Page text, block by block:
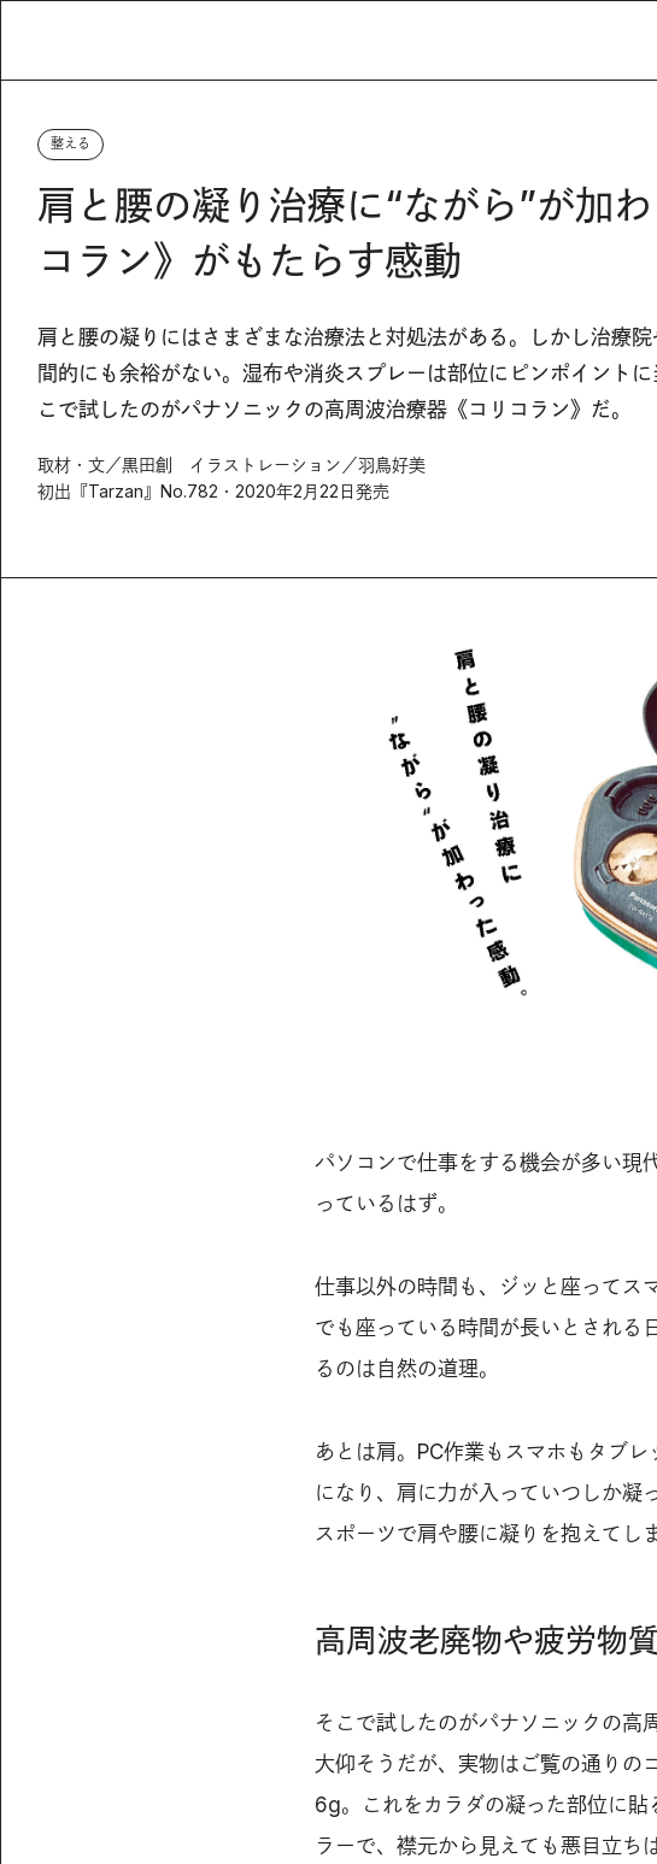
整える
肩と腰の凝り治療に“ながら”が加
コラン》がもたらす感動
肩と腰の凝りにはさまざまな治療法と対処法がある。しかし治療
間的にも余裕がない。湿布や消炎スプレーは部位にピンポイント
こで試したのがパナソニックの高周波治療器《コリコラン》だ。
取材・文／黒田創 イラストレーション／羽鳥好美
初出『Tarzan』No.782・2020年2月22日発売
パソコンで仕事をする機会が多い現
っているはず。
仕事以外の時間も、ジッと座ってス
でも座っている時間が長いとされる
るのは自然の道理。
あとは肩。PC作業もスマホもタブ
になり、肩に力が入っていつしか凝
スポーツで肩や腰に凝りを抱えてし
高周波老廃物や疲労物質
そこで試したのがパナソニックの高
大仰そうだが、実物はご覧の通りの
6g。これをカラダの凝った部位に
ラーで、襟元から見えても悪目立ち